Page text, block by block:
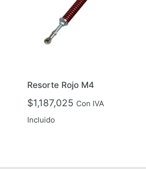
Resorte Rojo M4
$1,187,025 Con IVA
Incluido